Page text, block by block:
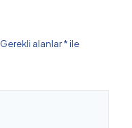
Gerekli alanlar*ile